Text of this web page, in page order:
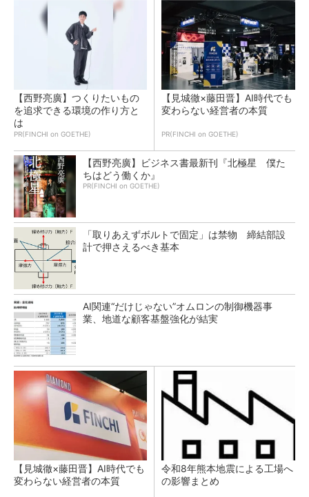
【西野亮廣】つくりたいもの
を追求できる環境の作り方と
は
PR(FINCHI on GOETHE)
【見城徹×藤田晋】AI時代でも
変わらない経営者の本質
PR(FINCHI on GOETHE)
【西野亮廣】ビジネス書最新刊『北極星 僕た
ちはどう働くか』
PR(FINCHI on GOETHE)
「取りあえずボルトで固定」は禁物 締結部設
計で押さえるべき基本
AI関連“だけじゃない”オムロンの制御機器事
業、地道な顧客基盤強化が結実
【見城徹×藤田晋】AI時代でも
変わらない経営者の本質
令和8年熊本地震による工場へ
の影響まとめ